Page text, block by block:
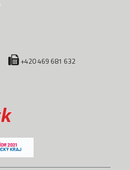
+420 469 681 632